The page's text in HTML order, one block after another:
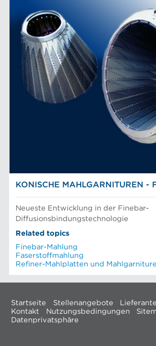
KONISCHE MAHLGARNITUREN -
Neueste Entwicklung in der Finebar-
Diffusionsbindungstechnologie
Related topics
Finebar-Mahlung
Faserstoffmahlung
Refiner-Mahlplatten und
Startseite Stellenangebote
Kontakt
Nutzungsbedingungen
Datenprivatsphäre